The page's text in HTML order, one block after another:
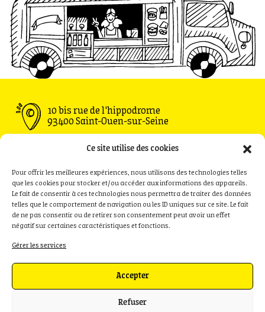
Ce site utilise des cookies
Pour offrir les meilleures expériences, nous utilisons des technologies telles
que les cookies pour stocker et/ou accéder aux informations des appareils.
Le fait de consentir à ces technologies nous permettra de traiter des données
telles que le comportement de navigation ou les ID uniques sur ce site. Le fait
de ne pas consentir ou de retirer son consentement peut avoir un effet
négatif sur certaines caractéristiques et fonctions.
Gérer les services
Accepter
Refuser
10 bis rue de l'hippodrome
93400 Saint-Ouen-sur-Seine
Ouvert du Mardi au Vendredi : 11h30 - 00h00
Samedi : 09h00 - 00h00
Privatisation
Contact
Recrutement
Politique de cookies (UE)